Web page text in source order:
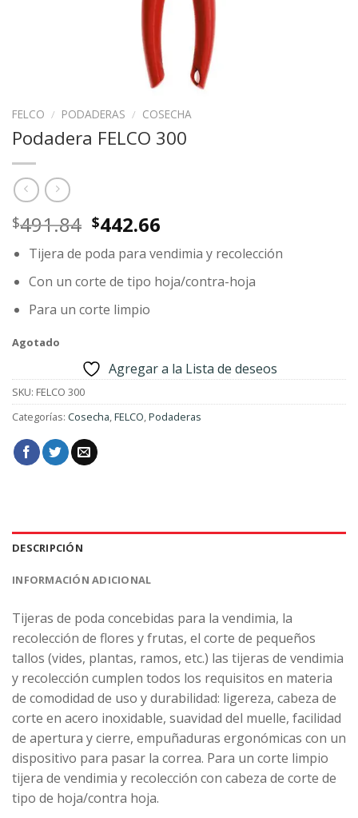
FELCO / PODADERAS / COSECHA
Podadera FELCO 300
$491.84 Original
price
was:
$491.84.
$442.66
price
is:
$442.66.
Tijera de poda para vendimia y recolección
Con un corte de tipo hoja/contra-hoja
Para un corte limpio
Agotado
Agregar a la Lista de deseos
SKU: FELCO 300
Categorías: Cosecha,FELCO,Podaderas
DESCRIPCIÓN
INFORMACIÓN ADICIONAL
Tijeras de poda concebidas para la vendimia, la
recolección de flores y frutas, el corte de pequeños
tallos (vides, plantas, ramos, etc.) las tijeras de vendimia
y recolección cumplen todos los requisitos en materia
de comodidad de uso y durabilidad: ligereza, cabeza de
corte en acero inoxidable, suavidad del muelle, facilidad
de apertura y cierre, empuñaduras ergonómicas con un
dispositivo para pasar la correa. Para un corte limpio
tijera de vendimia y recolección con cabeza de corte de
tipo de hoja/contra hoja.